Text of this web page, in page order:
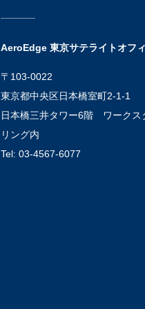
AeroEdge 東京サテライトオフ
〒103-0022
東京都中央区日本橋室町2-1-1
日本橋三井タワー6階 ワークス
リング内
Tel: 03-4567-6077